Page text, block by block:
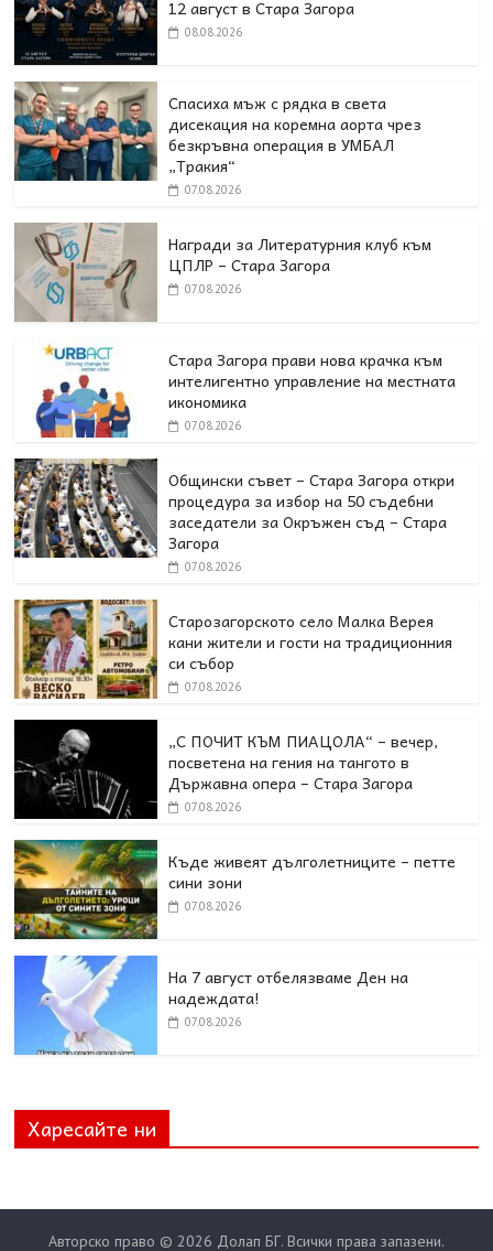
12 август в Стара Загора
08.08.2026
Спасиха мъж с рядка в света
дисекация на коремна аорта чрез
безкръвна операция в УМБАЛ
„Тракия“
07.08.2026
Награди за Литературния клуб към
ЦПЛР – Стара Загора
07.08.2026
Стара Загора прави нова крачка към
интелигентно управление на местната
икономика
07.08.2026
Общински съвет – Стара Загора откри
процедура за избор на 50 съдебни
заседатели за Окръжен съд – Стара
Загора
07.08.2026
Старозагорското село Малка Верея
кани жители и гости на традиционния
си събор
07.08.2026
„С ПОЧИТ КЪМ ПИАЦОЛА“ – вечер,
посветена на гения на тангото в
Държавна опера – Стара Загора
07.08.2026
Къде живеят дълголетниците – петте
сини зони
07.08.2026
На 7 август отбелязваме Ден на
надеждата!
07.08.2026
Харесайте ни
Авторско право © 2026 Долап БГ. Всички права запазени.